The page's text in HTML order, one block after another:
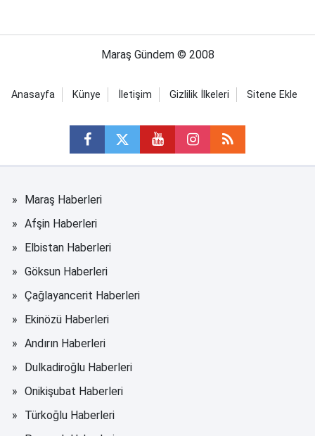
Maraş Gündem © 2008
Anasayfa Künye İletişim Gizlilik İlkeleri Sitene Ekle
Maraş Haberleri
Afşin Haberleri
Elbistan Haberleri
Göksun Haberleri
Çağlayancerit Haberleri
Ekinözü Haberleri
Andırın Haberleri
Dulkadiroğlu Haberleri
Onikişubat Haberleri
Türkoğlu Haberleri